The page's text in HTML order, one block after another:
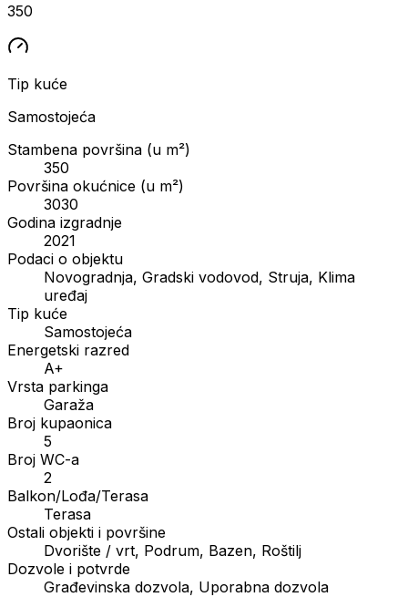
350
Tip kuće
Samostojeća
Stambena površina (u m²)
350
Površina okućnice (u m²)
3030
Godina izgradnje
2021
Podaci o objektu
Novogradnja, Gradski vodovod, Struja, Klima
uređaj
Tip kuće
Samostojeća
Energetski razred
A+
Vrsta parkinga
Garaža
Broj kupaonica
5
Broj WC-a
2
Balkon/Lođa/Terasa
Terasa
Ostali objekti i površine
Dvorište / vrt, Podrum, Bazen, Roštilj
Dozvole i potvrde
Građevinska dozvola, Uporabna dozvola